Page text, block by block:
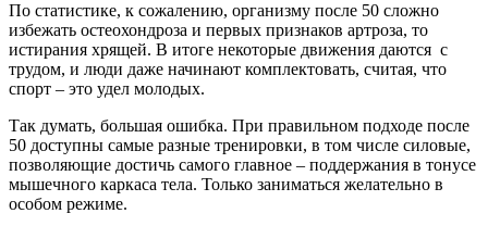
По статистике, к сожалению, организму после 50 сложно
избежать остеохондроза и первых признаков артроза, то
истирания хрящей. В итоге некоторые движения даются с
трудом, и люди даже начинают комплектовать, считая, что
спорт – это удел молодых.
Так думать, большая ошибка. При правильном подходе после
50 доступны самые разные тренировки, в том числе силовые,
позволяющие достичь самого главное – поддержания в тонусе
мышечного каркаса тела. Только заниматься желательно в
особом режиме.